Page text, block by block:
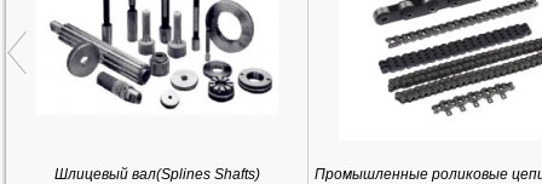
Шлицевый вал(Splines Shafts)
Промышленные роликовые